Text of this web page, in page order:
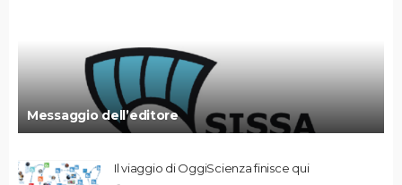
Messaggio dell’editore
Il viaggio di OggiScienza finisce qui